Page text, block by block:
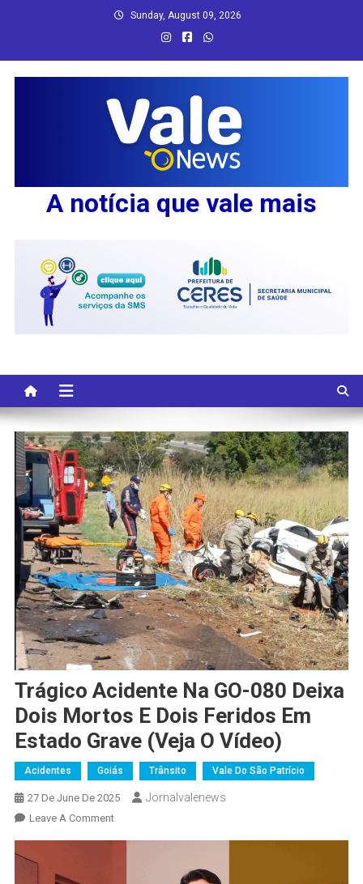
Sunday, August 09, 2026
A notícia que vale mais
Trágico Acidente Na GO-080 Deixa
Dois Mortos E Dois Feridos Em
Estado Grave (veja O Vídeo)
Acidentes Goiás Trânsito Vale Do São Patrício
27 De June De 2025 Jornalvalenews
Leave A CommentOn